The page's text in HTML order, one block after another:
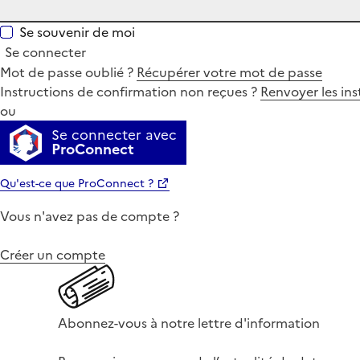
Se souvenir de moi
Se connecter
Mot de passe oublié ? Récupérer votre mot de passe
Instructions de confirmation non reçues ? Renvoyer les
ou
Se connecter avec
ProConnect
Qu'est-ce que ProConnect ?
Vous n'avez pas de compte ?
Créer un compte
Abonnez-vous à notre lettre d'information